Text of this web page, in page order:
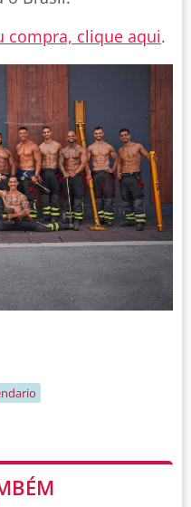
compra, clique aqui.